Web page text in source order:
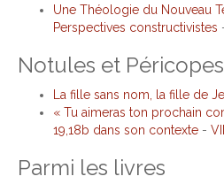
Une Théologie du Nouveau
Perspectives constructivistes
Notules et Péricopes
La fille sans nom, la fille de
« Tu aimeras ton prochain
19,18b dans son contexte -
Parmi les livres